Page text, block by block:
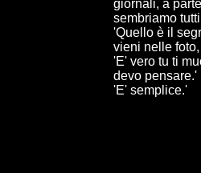
giornali, a
sembriamo
'Quello è il
vieni nelle
'E' vero tu ti
devo pensare.'
'E' semplice.'